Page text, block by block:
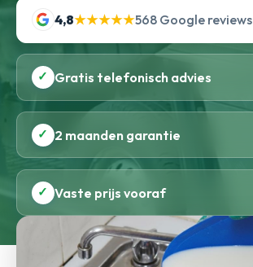
4,8★★★★★568 Google reviews
✓ Gratis telefonisch advies
✓ 2 maanden garantie
✓ Vaste prijs vooraf